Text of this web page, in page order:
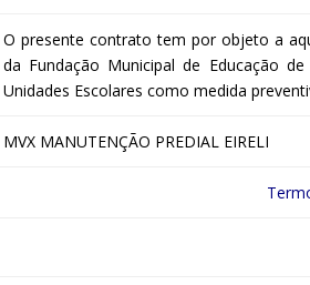
O presente contrato tem por objeto a
da Fundação Municipal de Educação
Unidades Escolares como medida
MVX MANUTENÇÃO PREDIAL EIRELI